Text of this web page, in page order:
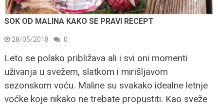
SOK OD MALINA KAKO SE PRAVI RECEPT
28/05/2018 0
Leto se polako približava ali i svi oni momenti
uživanja u svežem, slatkom i mirišljavom
sezonskom voću. Maline su svakako idealne letnje
voćke koje nikako ne trebate propustiti. Kao sveže